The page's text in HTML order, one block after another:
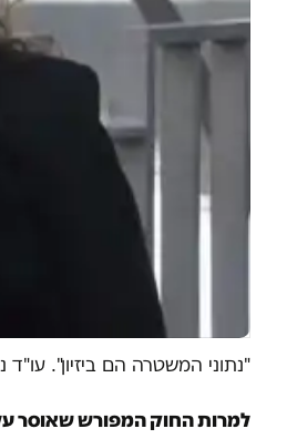
"נתוני המשטרה הם ביזיון". עו"ד
למרות החוק המפורש שאוסר על